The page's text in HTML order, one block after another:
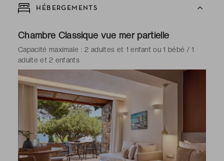
HÉBERGEMENTS
Chambre Classique vue mer partielle
Capacité maximale : 2 adultes et 1 enfant ou 1 bébé / 1
adulte et 2 enfants